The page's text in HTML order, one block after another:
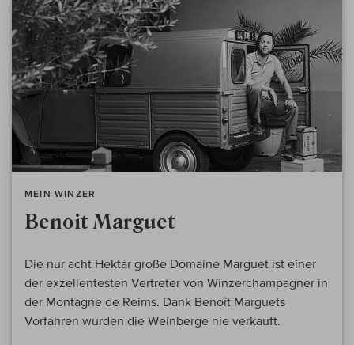
MEIN WINZER
Benoit Marguet
Die nur acht Hektar große Domaine Marguet ist einer
der exzellentesten Vertreter von Winzerchampagner in
der Montagne de Reims. Dank Benoît Marguets
Vorfahren wurden die Weinberge nie verkauft.